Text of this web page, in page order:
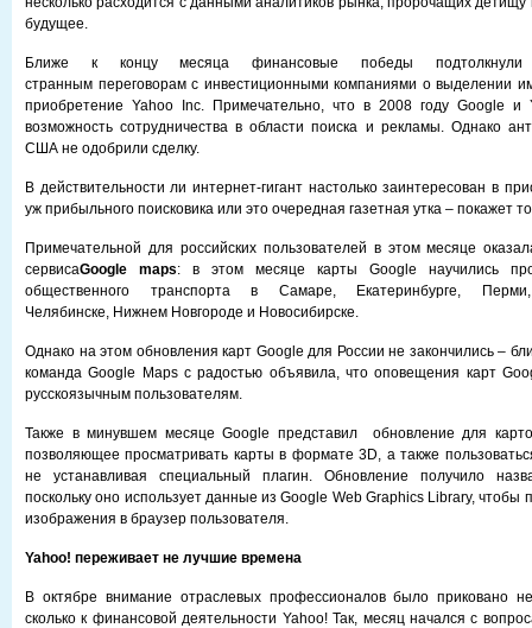
будущее.
Ближе к концу месяца финансовые победы
странным переговорам с инвестиционными компаниями о выделении
приобретение Yahoo Inc. Примечательно, что в 2008 году Google и
возможность сотрудничества в области поиска и рекламы. Однако
США не одобрили сделку.
В действительности ли интернет-гигант настолько заинтересован в
уж прибыльного поисковика или это очередная газетная утка – покажет
Примечательной для российских пользователей в этом месяце
сервисаGoogle maps: в этом месяце карты Google научились
общественного транспорта в Самаре, Екатеринбурге,
Челябинске, Нижнем Новгороде и Новосибирске.
Однако на этом обновления карт Google для России не закончились –
команда Google Maps с радостью объявила, что оповещения карт
русскоязычным пользователям.
Также в минувшем месяце Google представил обновление для
позволяющее просматривать карты в формате 3D, а также
не устанавливая специальный плагин. Обновление получило
поскольку оно использует данные из Google Web Graphics Library, чтобы
изображения в браузер пользователя.
Yahoo! переживает не лучшие времена
В октябре внимание отраслевых профессионалов было приковано
сколько к финансовой деятельности Yahoo! Так, месяц начался с